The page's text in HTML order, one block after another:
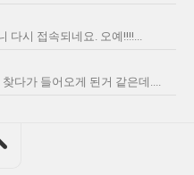
시 접속되네요. 오예!!!!...
다가 들어오게 된거 같은데....